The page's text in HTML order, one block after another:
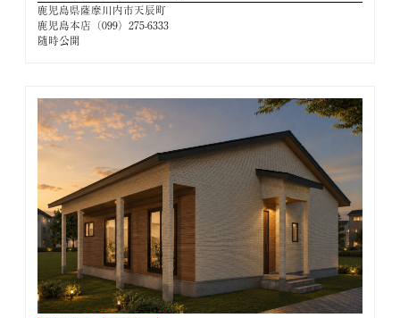
鹿児島県薩摩川内市天辰町
鹿児島本店（099）275-6333
随時公開